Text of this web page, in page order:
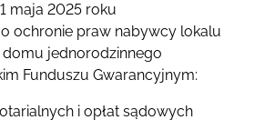
maja 2025 roku
ochronie praw nabywcy lokalu
jednorodzinnego
Funduszu Gwarancyjnym:
i opłat sądowych